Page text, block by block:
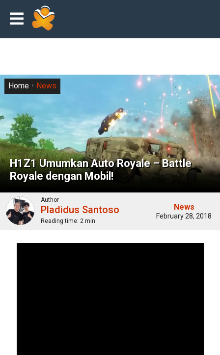
H1Z1 Umumkan Auto Royale – Battle
Royale dengan Mobil!
Home News
Author
Pladidus Santoso
Reading time: 2 min
News
February 28, 2018